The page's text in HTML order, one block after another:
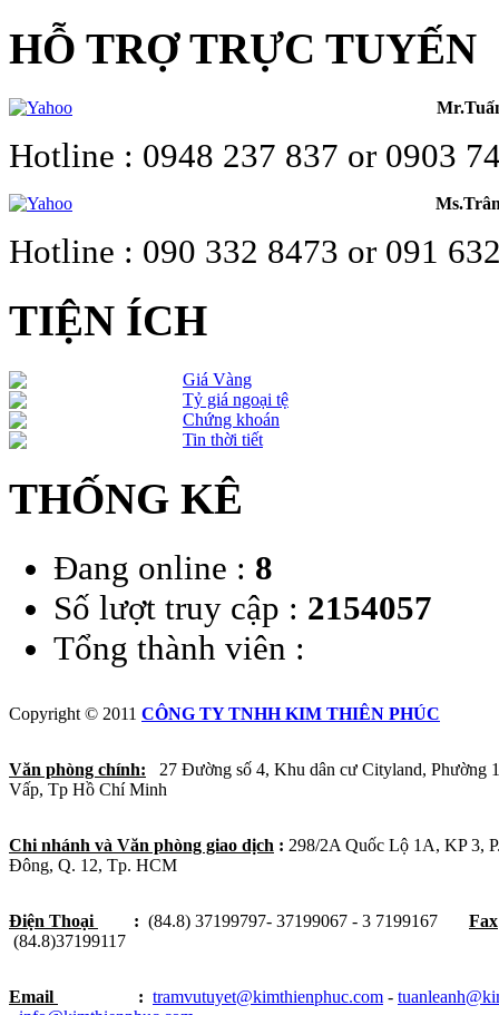
HỖ TRỢ TRỰC TUYẾN
Hotline : 0948 237 837 or 0903
Hotline : 090 332 8473 or 091
TIỆN ÍCH
Giá Vàng
Tỷ giá ngoại tệ
Chứng khoán
Tin thời tiết
THỐNG KÊ
Đang online : 8
Số lượt truy cập : 2154057
Tổng thành viên :
Copyright © 2011 CÔNG TY TNHH KIM THIÊN PHÚC
Văn phòng chính:
27 Đường số 4, Khu dân cư Cityland, Phường
Vấp, Tp Hồ Chí Minh
Chi nhánh và Văn phòng giao dịch : 298/2A Quốc Lộ 1A, KP 3,
Đông, Q. 12, Tp. HCM
Điện Thoại : (84.8) 37199797- 37199067 - 3 7199167 Fax
(84.8)37199117
Email : tramvutuyet@kimthienphuc.com -